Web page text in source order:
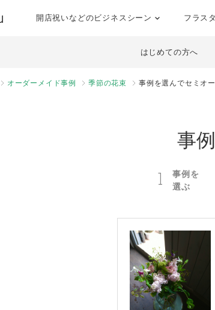
開店祝いなどのビジネスシーン フラス
はじめての方へ
オーダーメイド事例 季節の花束 事例を選んでセミオ
事
1
事例を
選ぶ